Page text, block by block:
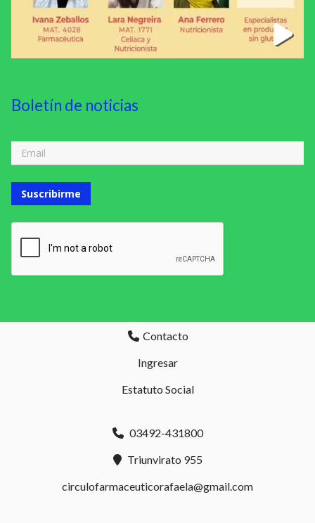
Boletín de noticias
Suscribirme
Contacto
Ingresar
Estatuto Social
03492-431800
Triunvirato 955
circulofarmaceuticorafaela@gmail.com